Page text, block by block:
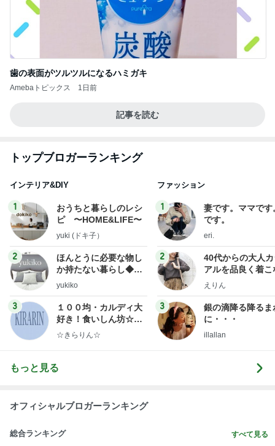
歯の表面がツルツルになるハミガキ
Amebaトピックス 1日前
記事を読む
トップブロガーランキング
インテリア&DIY
1
おうちと暮らしのレシ
ピ 〜HOME&LIFE〜
yuki (ドキ子）
2
ほんとうに必要な物し
か持たない暮らし◆Ke
ep Life Simple◆〜イ
yukiko
3
１００均・カルディ大
好き！食いしん坊☆き
らりん☆のブログ
☆きらりん☆
ファッション
1
妻です。ママです
です。
eri.
2
40代からの大人
アルを品良く着こ
ファッションブロ
えりん
3
銀の滴降る降るま
に・・・
illallan
もっと見る
オフィシャルブロガーランキング
総合ランキング すべて見る